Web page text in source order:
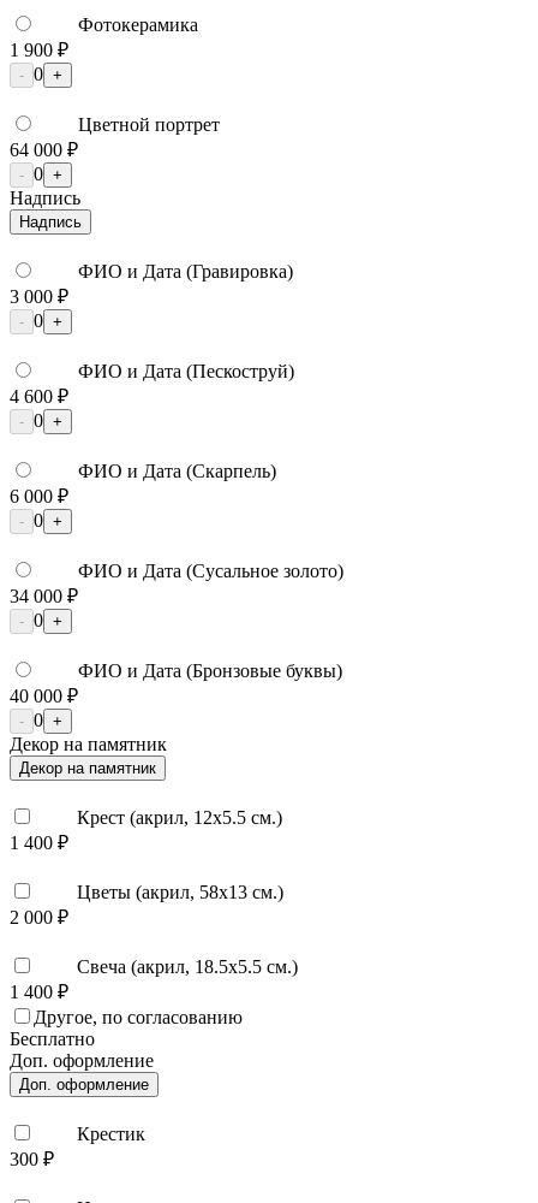
Фотокерамика
1 900 ₽
- 0 +
Цветной портрет
64 000 ₽
- 0 +
Надпись
Надпись
ФИО и Дата (Гравировка)
3 000 ₽
- 0 +
ФИО и Дата (Пескоструй)
4 600 ₽
- 0 +
ФИО и Дата (Скарпель)
6 000 ₽
- 0 +
ФИО и Дата (Сусальное золото)
34 000 ₽
- 0 +
ФИО и Дата (Бронзовые буквы)
40 000 ₽
- 0 +
Декор на памятник
Декор на памятник
Крест (акрил, 12х5.5 см.)
1 400 ₽
Цветы (акрил, 58х13 см.)
2 000 ₽
Свеча (акрил, 18.5х5.5 см.)
1 400 ₽
Другое, по согласованию
Бесплатно
Доп. оформление
Доп. оформление
Крестик
300 ₽